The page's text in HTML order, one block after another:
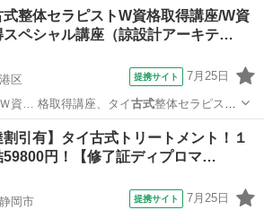
。お客様へ圧をゆっくり加えながら押して
要素を兼ね備え...
サージ
式整体セラピストW資格取得講座/W資
スペシャル講座（諒設計アーキテ…
区 提携サイト 7月25日
資… 格取得講座、タイ古式整体セラピスト
古式の歴史からマッサー…
割引有】タイ古式トリートメント！１
59800円！【修了証ディプロマ…
岡市 提携サイト 7月25日